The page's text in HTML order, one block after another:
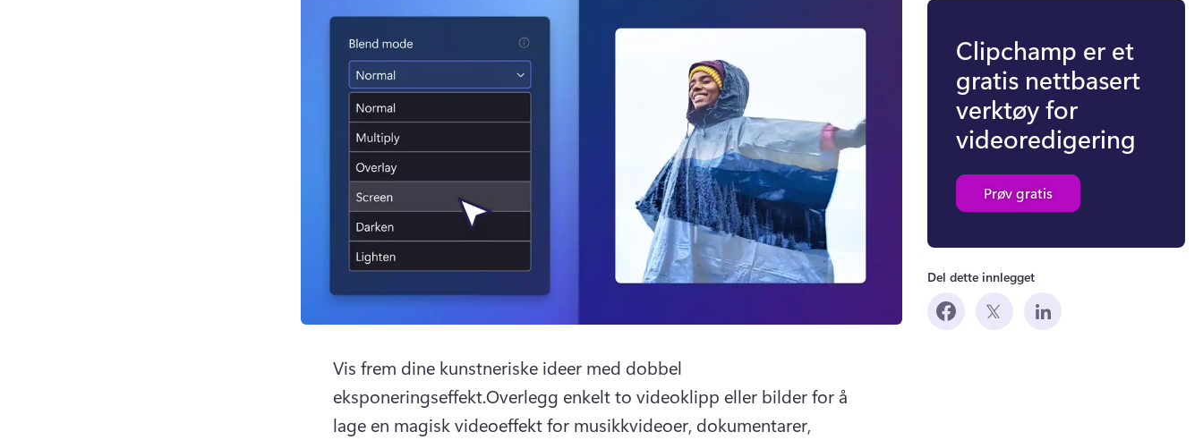
Vis frem dine kunstneriske ideer med dobbel
eksponeringseffekt.Overlegg enkelt to videoklipp eller bilder for å
lage en magisk videoeffekt for musikkvideoer, dokumentarer,
Clipchamp er et
gratis nettbasert
verktøy for
videoredigering
Prøv gratis
Del dette innlegget